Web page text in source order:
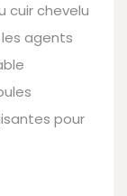
cuir chevelu
agents
pour